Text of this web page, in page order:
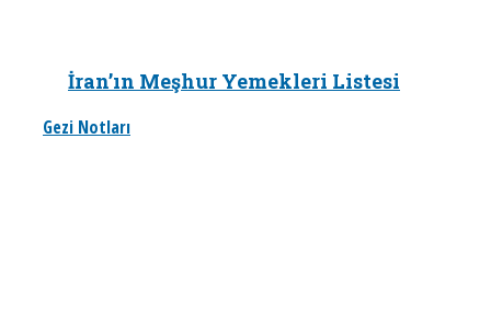
İran’ın Meşhur Yemekleri Listesi
Gezi Notları